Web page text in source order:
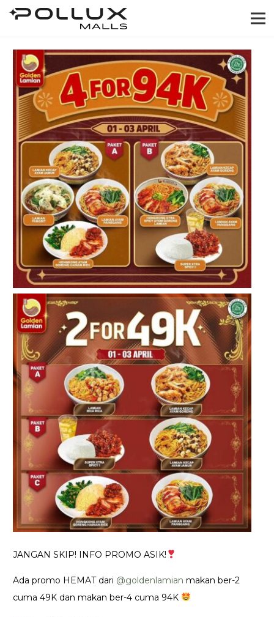
JANGAN SKIP! INFO PROMO ASIK!
Ada promo HEMAT dari @goldenlamian makan ber-2
cuma 49K dan makan ber-4 cuma 94K